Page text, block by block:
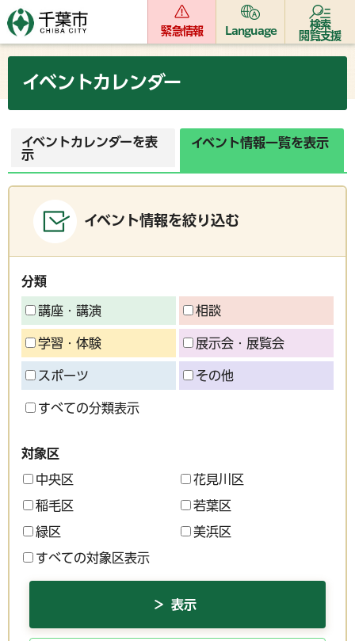
緊急情報 Language
検索
閲覧支援
イベントカレンダー
イベントカレンダーを表
示
イベント情報一覧を表示
イベント情報を絞り込む
分類
講座・講演 相談
学習・体験 展示会・展覧会
スポーツ その他
すべての分類表示
対象区
中央区 花見川区
稲毛区 若葉区
緑区 美浜区
すべての対象区表示